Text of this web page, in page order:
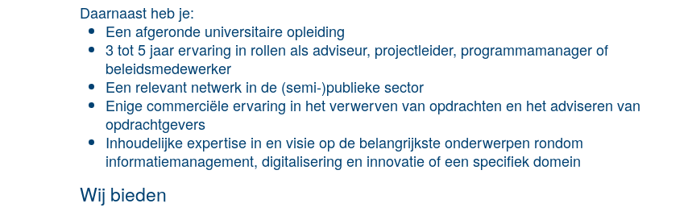
Daarnaast heb je:
Een afgeronde universitaire opleiding
3 tot 5 jaar ervaring in rollen als adviseur, projectleider, programmamanager of
beleidsmedewerker
Een relevant netwerk in de (semi-)publieke sector
Enige commerciële ervaring in het verwerven van opdrachten en het adviseren van
opdrachtgevers
Inhoudelijke expertise in en visie op de belangrijkste onderwerpen rondom
informatiemanagement, digitalisering en innovatie of een specifiek domein
Wij bieden